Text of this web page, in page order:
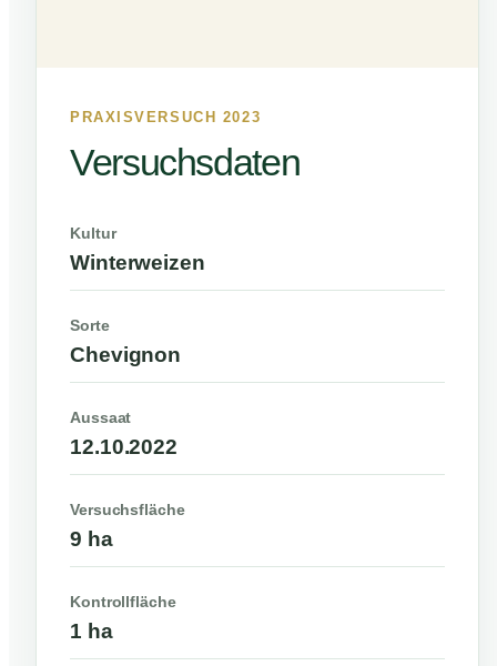
PRAXISVERSUCH 2023
Versuchsdaten
Kultur
Winterweizen
Sorte
Chevignon
Aussaat
12.10.2022
Versuchsfläche
9 ha
Kontrollfläche
1 ha